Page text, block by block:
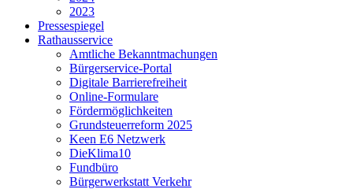
2023
Pressespiegel
Rathausservice
Amtliche Bekanntmachungen
Bürgerservice-Portal
Digitale Barrierefreiheit
Online-Formulare
Fördermöglichkeiten
Grundsteuerreform 2025
Keen E6 Netzwerk
DieKlima10
Fundbüro
Bürgerwerkstatt Verkehr